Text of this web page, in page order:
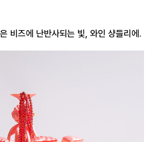
비즈에 난반사되는 빛, 와인 샹들리에.